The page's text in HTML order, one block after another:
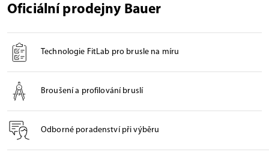
Oficiální prodejny Bauer
Technologie FitLab pro brusle na míru
Broušení a profilování bruslí
Odborné poradenství při výběru